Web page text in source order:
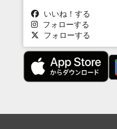
いいね！する
フォローする
フォローする